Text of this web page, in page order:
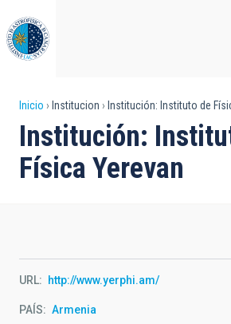
al
contenido
principal
Sobrescribir
enlaces
de
navegación
Inicio Institucion Institución: Instituto de
Institución:
Física Yerevan
URL http://www.yerphi.am/
PAÍS Armenia